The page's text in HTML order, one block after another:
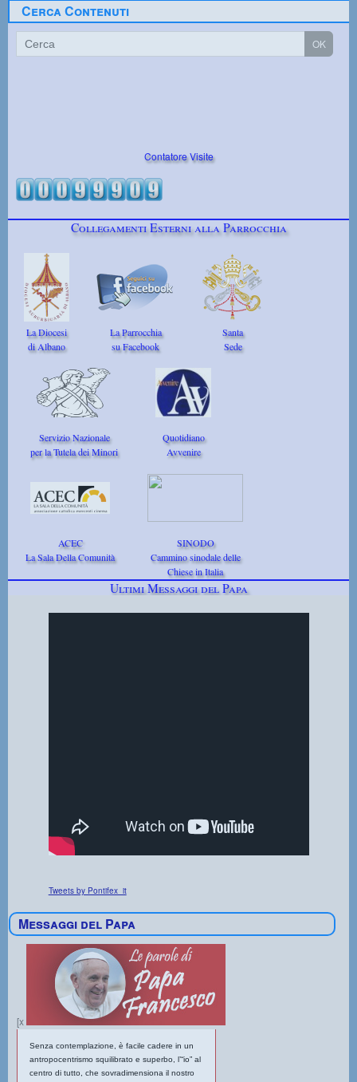
Cerca Contenuti
Contatore Visite
Collegamenti Esterni alla Parrocchia
La Diocesi
di Albano
La Parrocchia
su Facebook
Santa
Sede
Servizio Nazionale
per la Tutela dei Minori
Quotidiano
Avvenire
ACEC
La Sala Della Comunità
SINODO
Cammino sinodale delle
Chiese in Italia
Ultimi Messaggi del Papa
Tweets by Pontifex_it
Messaggi del Papa
[x
Senza contemplazione, è facile cadere in un
antropocentrismo squilibrato e superbo, l’“io” al
centro di tutto, che sovradimensiona il nostro